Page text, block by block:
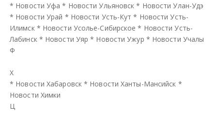
* Новости Уфа * Новости Ульяновск * Новости Улан-Удэ
* Новости Урай * Новости Усть-Кут * Новости Усть-
Илимск * Новости Усолье-Сибирское * Новости Усть-
Лабинск * Новости Уяр * Новости Ужур * Новости Учалы
Ф
Х
* Новости Хабаровск * Новости Ханты-Мансийск *
Новости Химки
Ц